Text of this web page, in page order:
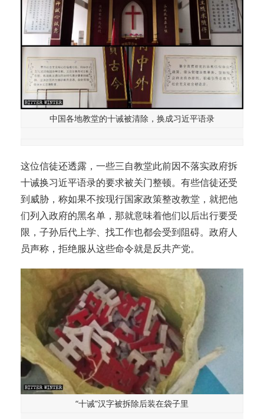
中国各地教堂的十诫被清除，换成习近平语录
这位信徒还透露，一些三自教堂此前因不落实政府拆
十诫换习近平语录的要求被关门整顿。有些信徒还受
到威胁，称如果不按现行国家政策整改教堂，就把他
们列入政府的黑名单，那就意味着他们以后出行要受
限，子孙后代上学、找工作也都会受到阻碍。政府人
员声称，拒绝服从这些命令就是反共产党。
“十诫”汉字被拆除后装在袋子里